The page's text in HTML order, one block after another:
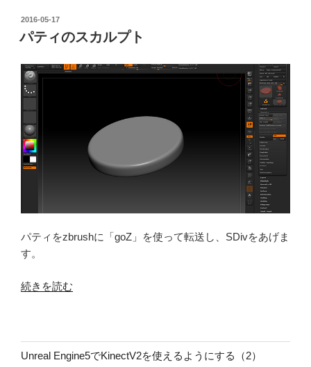
っ
た
ク
ス
チ
の
投
日:
2016-05-17
パティのスカルプト
パティをzbrushに「goZ」を使って転送し、SDivをあげま
す。
“パ
ス
続きを読む
Unreal Engine5でKinectV2を使えるようにする（2）